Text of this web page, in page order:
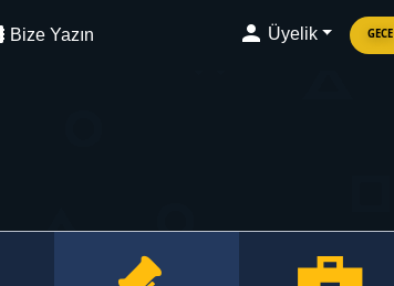
Bize Yazın Üyelik GECE